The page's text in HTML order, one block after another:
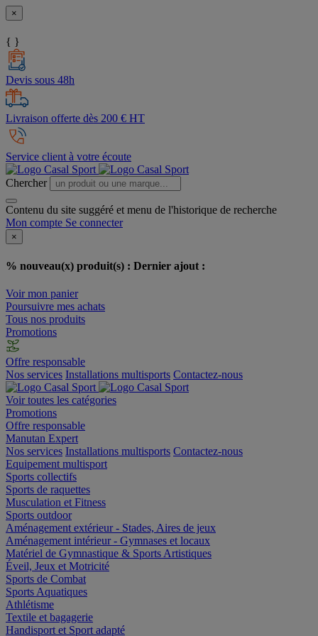
×
{ }
Devis sous 48h
Livraison offerte dès 200 € HT
Service client à votre écoute
Chercher
Contenu du site suggéré et menu de l'historique de recherche
Mon compte Se connecter
×
% nouveau(x) produit(s) : Dernier ajout :
Voir mon panier
Poursuivre mes achats
Tous nos produits
Promotions
Offre responsable
Nos services Installations multisports Contactez-nous
Voir toutes les catégories
Promotions
Offre responsable
Manutan Expert
Nos services Installations multisports Contactez-nous
Equipement multisport
Sports collectifs
Sports de raquettes
Musculation et Fitness
Sports outdoor
Aménagement extérieur - Stades, Aires de jeux
Aménagement intérieur - Gymnases et locaux
Matériel de Gymnastique & Sports Artistiques
Éveil, Jeux et Motricité
Sports de Combat
Sports Aquatiques
Athlétisme
Textile et bagagerie
Handisport et Sport adapté